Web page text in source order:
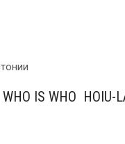
WHO IS WHO HOIU-